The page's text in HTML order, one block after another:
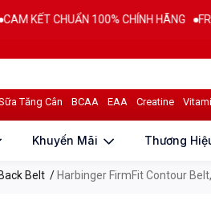
CHUẨN 100% CHÍNH HÃNG
Tăng Cân BCAA EAA Creatine
Khuyến Mãi Thương
Back Belt / Harbinger FirmFit Contour
sản phẩm